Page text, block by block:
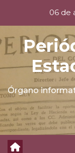
content
06 de
Órgano